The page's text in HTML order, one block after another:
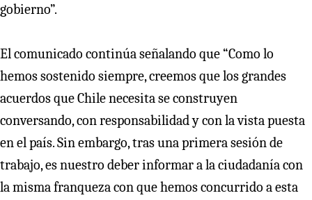
gobierno”.
El comunicado continúa señalando que “Como lo
hemos sostenido siempre, creemos que los grandes
acuerdos que Chile necesita se construyen
conversando, con responsabilidad y con la vista puesta
en el país. Sin embargo, tras una primera sesión de
trabajo, es nuestro deber informar a la ciudadanía con
la misma franqueza con que hemos concurrido a esta